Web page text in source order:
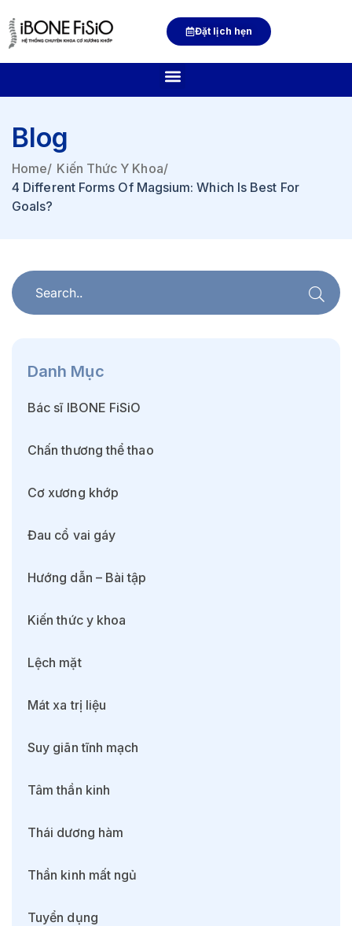
Đặt lịch hẹn
Blog
Home/ Kiến Thức Y Khoa/
4 Different Forms Of Magsium: Which Is Best For
Goals?
Danh Mục
Bác sĩ IBONE FiSiO
Chấn thương thể thao
Cơ xương khớp
Đau cổ vai gáy
Hướng dẫn – Bài tập
Kiến thức y khoa
Lệch mặt
Mát xa trị liệu
Suy giãn tĩnh mạch
Tâm thần kinh
Thái dương hàm
Thần kinh mất ngủ
Tuyển dụng